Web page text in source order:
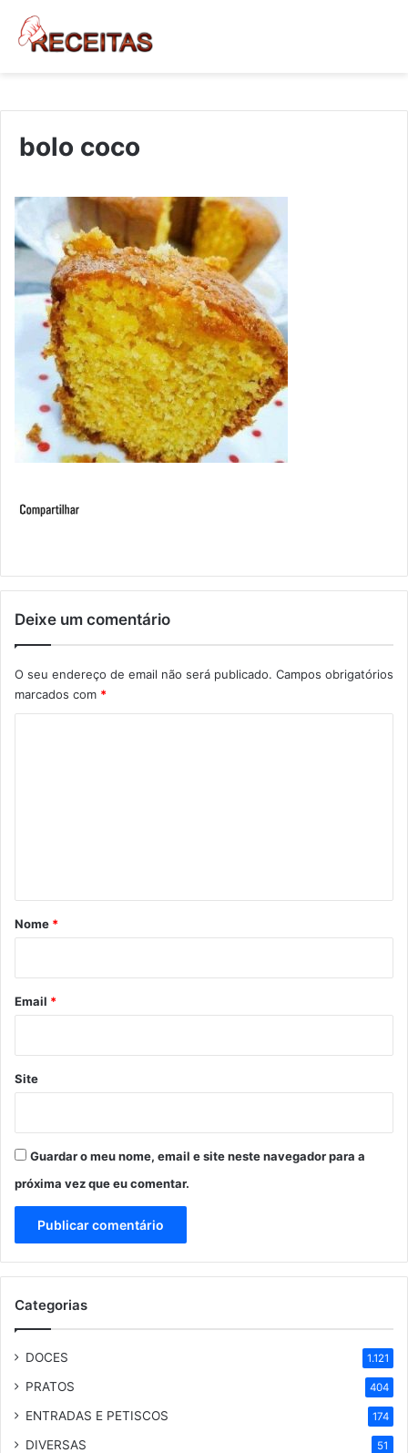
bolo coco
Deixe um comentário
O seu endereço de email não será publicado. Campos obrigatórios
marcados com *
r
*
Nome *
Email *
Site
Guardar o meu nome, email e site neste navegador para a
próxima vez que eu comentar.
Categorias
DOCES 1.121
PRATOS 404
ENTRADAS E PETISCOS 174
DIVERSAS 51